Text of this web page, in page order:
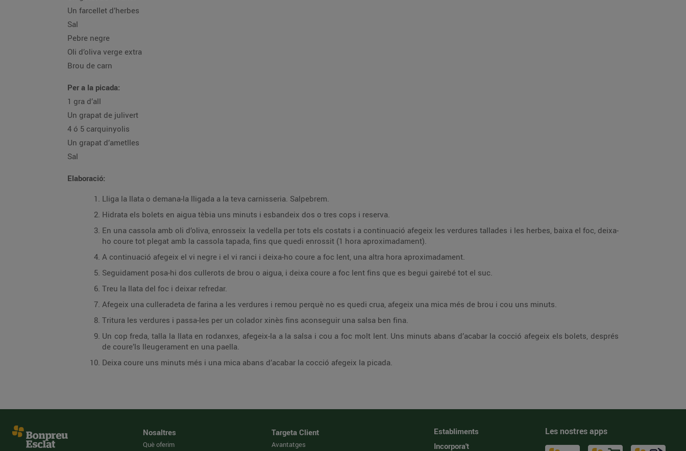
Un farcellet d’herbes
Sal
Pebre negre
Oli d’oliva verge extra
Brou de carn
Per a la picada:
1 gra d’all
Un grapat de julivert
4 ó 5 carquinyolis
Un grapat d’ametlles
Sal
Elaboració:
Lliga la llata o demana-la lligada a la teva carnisseria. Salpebrem.
Hidrata els bolets en aigua tèbia uns minuts i esbandeix dos o tres cops i reserva.
En una cassola amb oli d’oliva, enrosseix la vedella per tots els costats i a continuació afegeix les verdures tallades i les herbes, baixa el foc, deixa-
ho coure tot plegat amb la cassola tapada, fins que quedi enrossit (1 hora aproximadament).
A continuació afegeix el vi negre i el vi ranci i deixa-ho coure a foc lent, una altra hora aproximadament.
Seguidament posa-hi dos cullerots de brou o aigua, i deixa coure a foc lent fins que es begui gairebé tot el suc.
Treu la llata del foc i deixar refredar.
Afegeix una culleradeta de farina a les verdures i remou perquè no es quedi crua, afegeix una mica més de brou i cou uns minuts.
Tritura les verdures i passa-les per un colador xinès fins aconseguir una salsa ben fina.
Un cop freda, talla la llata en rodanxes, afegeix-la a la salsa i cou a foc molt lent. Uns minuts abans d’acabar la cocció afegeix els bolets, després
de coure’ls lleugerament en una paella.
Deixa coure uns minuts més i una mica abans d’acabar la cocció afegeix la picada.
Nosaltres
Què oferim
Targeta Client
Avantatges
Establiments
Incorpora't
Les nostres apps